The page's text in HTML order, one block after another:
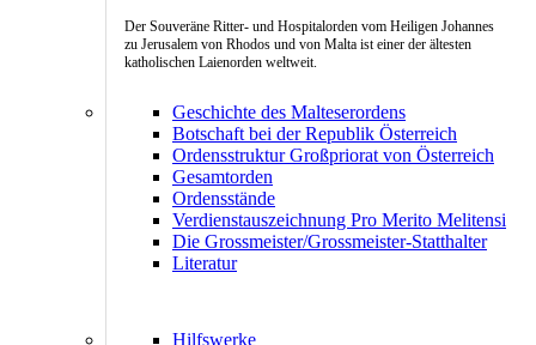
Der Souveräne Ritter- und Hospitalorden vom Heiligen Johannes
zu Jerusalem von Rhodos und von Malta ist einer der ältesten
katholischen Laienorden weltweit.
Geschichte des Malteserordens
Botschaft bei der Republik Österreich
Ordensstruktur Großpriorat von Österreich
Gesamtorden
Ordensstände
Verdienstauszeichnung Pro Merito Melitensi
Die Grossmeister/Grossmeister-Statthalter
Literatur
Hilfswerke